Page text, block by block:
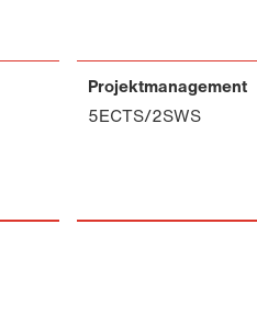
Projektmanagement
5ECTS/2SWS